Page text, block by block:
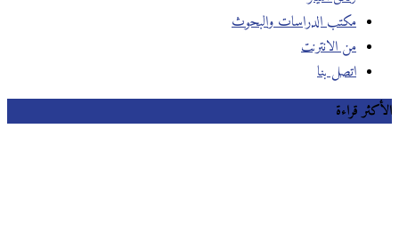
مكتب الدراسات والبحوث
من الانترنت
اتصل بنا
الأكثر قراءة